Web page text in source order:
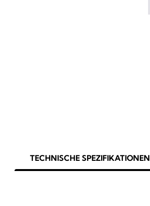
TECHNISCHE SPEZIFIKATIONEN